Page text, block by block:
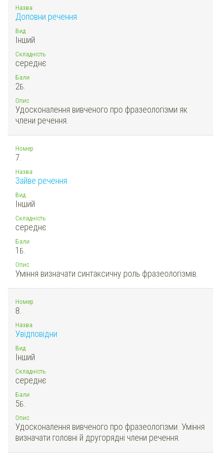
Назва
Доповни речення
Вид
Інший
Складність
середнє
Бали
2Б.
Опис
Удосконалення вивченого про фразеологізми як
члени речення.
Номер
7.
Назва
Зайве речення
Вид
Інший
Складність
середнє
Бали
1 Б.
Опис
Уміння визначати синтаксичну роль фразеологізмів.
Номер
8.
Назва
Увідповідни
Вид
Інший
Складність
середнє
Бали
5Б.
Опис
Удосконалення вивченого про фразеологізми. Уміння
визначати головні й другорядні члени речення.